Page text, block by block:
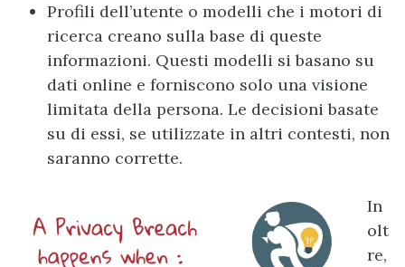
Profili dell’utente o modelli che i motori di
ricerca creano sulla base di queste
informazioni. Questi modelli si basano su
dati online e forniscono solo una visione
limitata della persona. Le decisioni basate
su di essi, se utilizzate in altri contesti, non
saranno corrette.
In
olt
re,